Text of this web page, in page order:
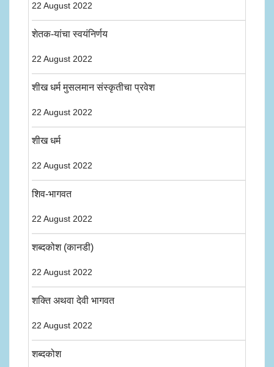
22 August 2022
शेतक-यांचा स्वयंनिर्णय
22 August 2022
शीख धर्म मुसलमान संस्कृतीचा प्रवेश
22 August 2022
शीख धर्म
22 August 2022
शिव-भागवत
22 August 2022
शब्दकोश (कानडी)
22 August 2022
शक्ति अथवा देवी भागवत
22 August 2022
शब्दकोश